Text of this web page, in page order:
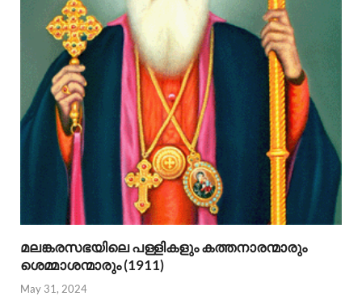
മലങ്കരസഭയിലെ പള്ളികളും കത്തനാരന്മാരും
ശെമ്മാശന്മാരും (1911)
May 31, 2024